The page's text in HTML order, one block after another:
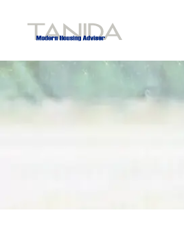
谷田工務店のトップページへ移動